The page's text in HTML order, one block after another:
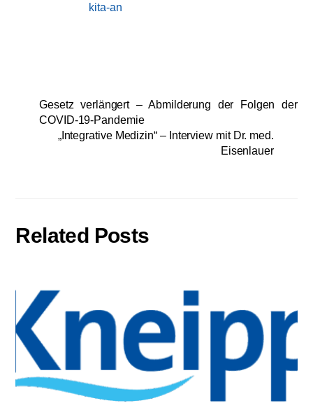
kita-an
Gesetz verlängert – Abmilderung der Folgen der
COVID-19-Pandemie
„Integrative Medizin“ – Interview mit Dr. med.
Eisenlauer
Related Posts